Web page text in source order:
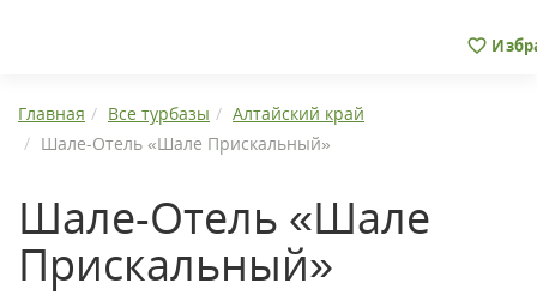
Главная Все турбазы
Алтайский край
Шале-Отель «Шале Прискальный»
Шале-Отель «Шале
Прискальный»